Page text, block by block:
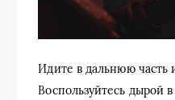
Идите в дальнюю часть
Воспользуйтесь дырой